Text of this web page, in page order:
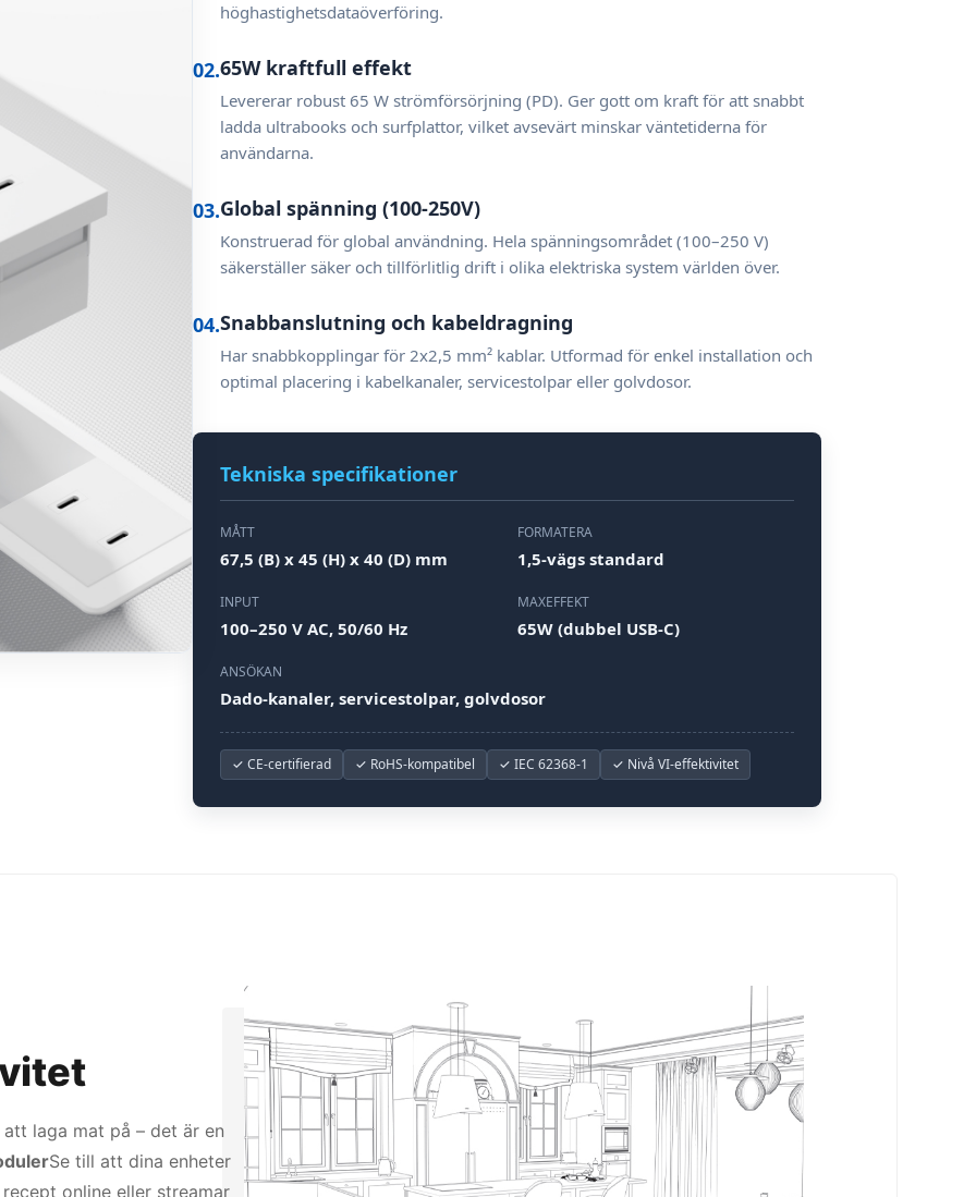
höghastighetsdataöverföring.
02.65W kraftfull effekt
Levererar robust 65 W strömförsörjning (PD). Ger gott om kraft för att snabbt
ladda ultrabooks och surfplattor, vilket avsevärt minskar väntetiderna för
användarna.
03.Global spänning (100-250V)
Konstruerad för global användning. Hela spänningsområdet (100–250 V)
säkerställer säker och tillförlitlig drift i olika elektriska system världen över.
04.Snabbanslutning och kabeldragning
Har snabbkopplingar för 2x2,5 mm² kablar. Utformad för enkel installation och
optimal placering i kabelkanaler, servicestolpar eller golvdosor.
Tekniska specifikationer
MÅTT
67,5 (B) x 45 (H) x 40 (D) mm
FORMATERA
1,5-vägs standard
INPUT
100–250 V AC, 50/60 Hz
MAXEFFEKT
65W (dubbel USB-C)
ANSÖKAN
Dado-kanaler, servicestolpar, golvdosor
✓ CE-certifierad ✓ RoHS-kompatibel ✓ IEC 62368-1 ✓ Nivå VI-effektivitet
laga mat på – det är en
Se till att dina enheter
online eller streamar